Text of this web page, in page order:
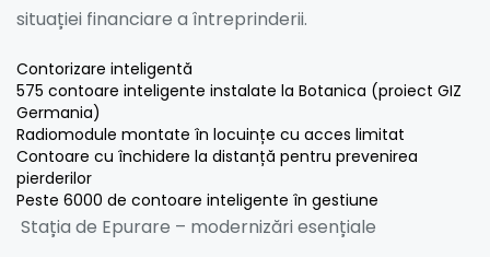
situației financiare a întreprinderii.
Contorizare inteligentă
575 contoare inteligente instalate la Botanica (proiect GIZ
Germania)
Radiomodule montate în locuințe cu acces limitat
Contoare cu închidere la distanță pentru prevenirea
pierderilor
Peste 6000 de contoare inteligente în gestiune
Stația de Epurare – modernizări esențiale